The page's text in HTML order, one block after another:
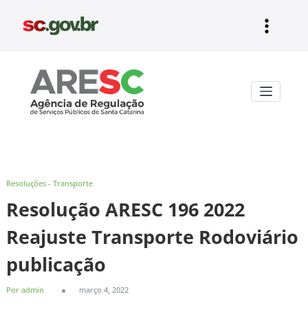
Resoluções - Transporte
Resolução ARESC 196 2022
Reajuste Transporte Rodoviário
publicação
Por admin março 4, 2022